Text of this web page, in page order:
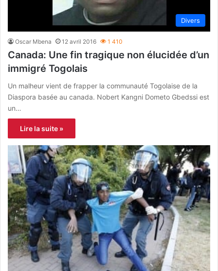
Divers
Oscar Mbena 12 avril 2016 1 410
Canada: Une fin tragique non élucidée d’un
immigré Togolais
Un malheur vient de frapper la communauté Togolaise de la
Diaspora basée au canada. Nobert Kangni Dometo Gbedssi est
un…
Lire la suite »